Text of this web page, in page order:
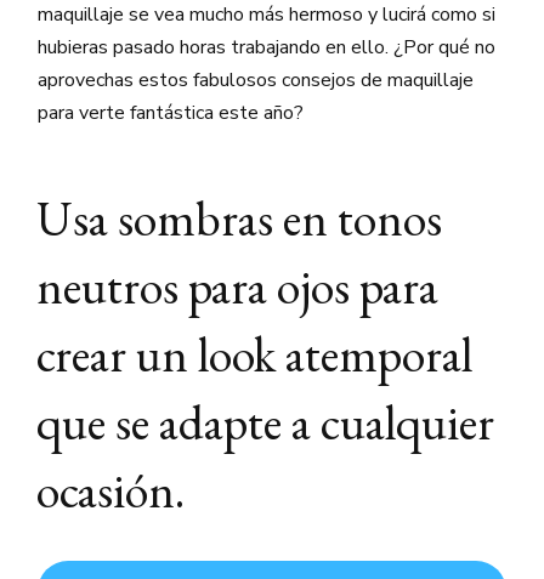
maquillaje se vea mucho más hermoso y lucirá como si
hubieras pasado horas trabajando en ello. ¿Por qué no
aprovechas estos fabulosos consejos de maquillaje
para verte fantástica este año?
Usa sombras en tonos
neutros para ojos para
crear un look atemporal
que se adapte a cualquier
ocasión.